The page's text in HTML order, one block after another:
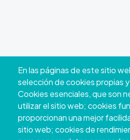
En las páginas de este sitio
selección de cookies propias
Cookies esenciales, que son
utilizar el sitio web; cookies
proporcionan una mejor
sitio web; cookies de